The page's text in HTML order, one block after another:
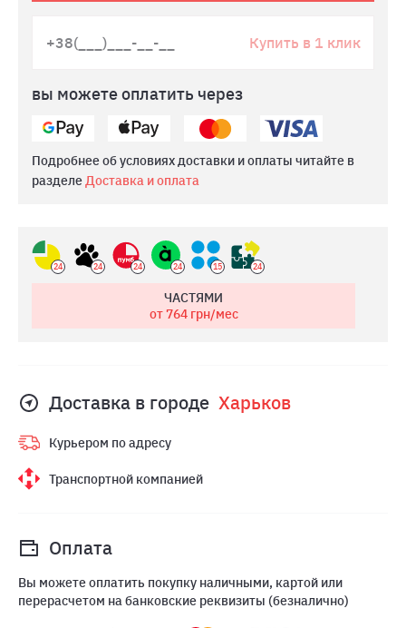
Купить в 1 клик
вы можете оплатить через
Подробнее об условиях доставки и оплаты читайте в
разделеДоставка и оплата
24 24 24 24 15 24
ЧАСТЯМИ
от 764грн/мес
Доставка в городе Харьков
Курьером по адресу
Транспортной компанией
Оплата
Вы можете оплатить покупку наличными, картой или
перерасчетом на банковские реквизиты (безналично)